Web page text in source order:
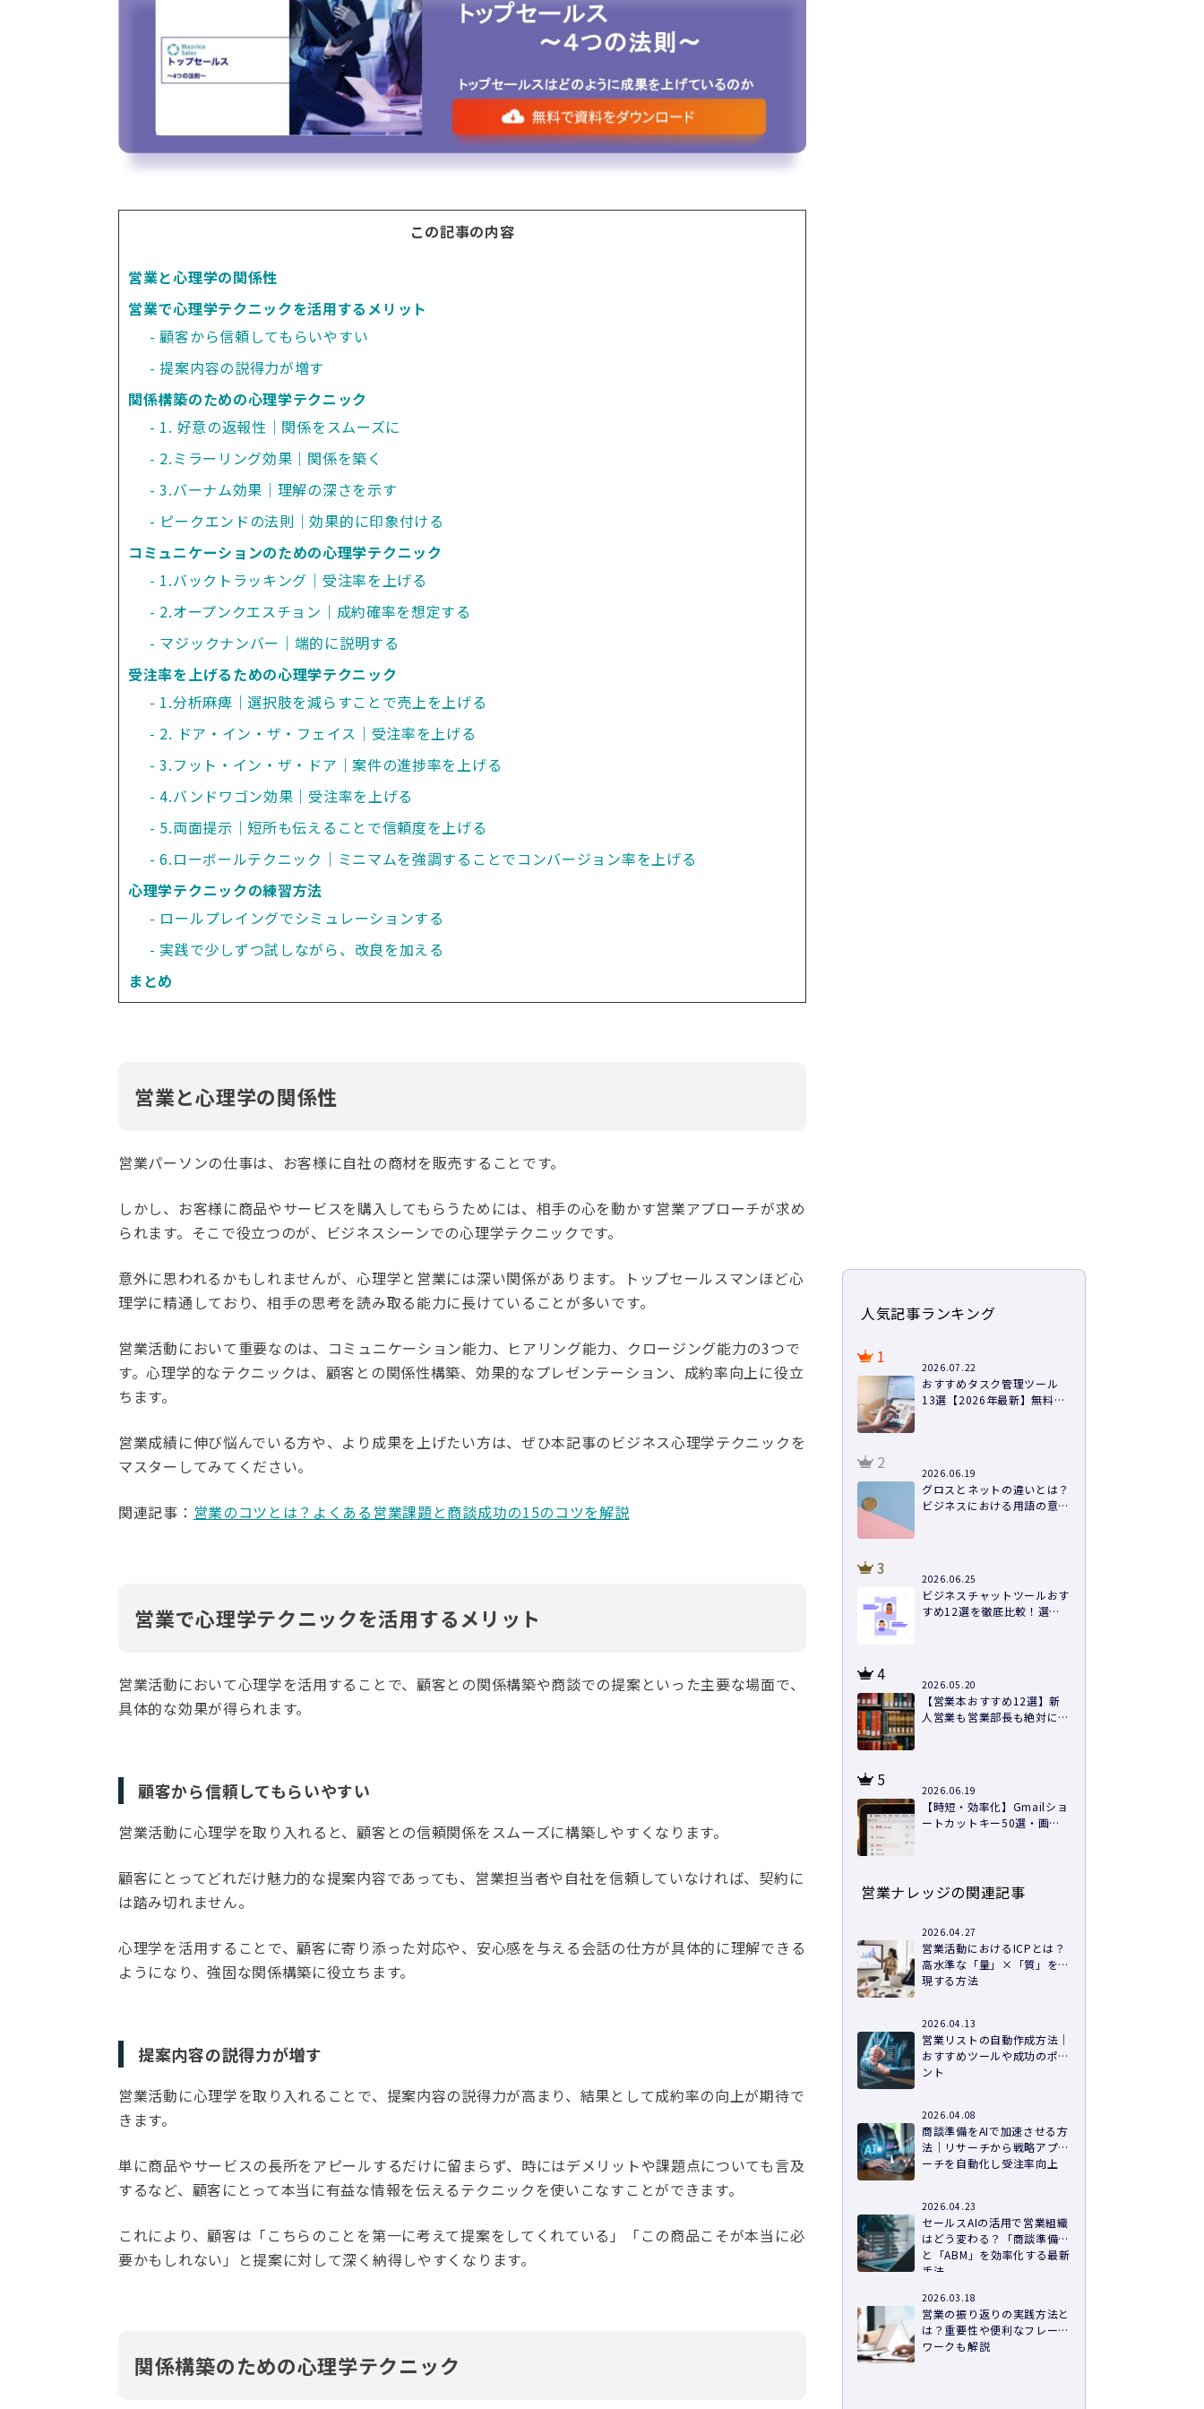
この記事の内容
営業と心理学の関係性
営業で心理学テクニックを活用するメリット
顧客から信頼してもらいやすい
提案内容の説得力が増す
関係構築のための心理学テクニック
1. 好意の返報性｜関係をスムーズに
2.ミラーリング効果｜関係を築く
3.バーナム効果｜理解の深さを示す
ピークエンドの法則｜効果的に印象付ける
コミュニケーションのための心理学テクニック
1.バックトラッキング｜受注率を上げる
2.オープンクエスチョン｜成約確率を想定する
マジックナンバー｜端的に説明する
受注率を上げるための心理学テクニック
1.分析麻痺｜選択肢を減らすことで売上を上げる
2. ドア・イン・ザ・フェイス｜受注率を上げる
3.フット・イン・ザ・ドア｜案件の進捗率を上げる
4.バンドワゴン効果｜受注率を上げる
5.両面提示｜短所も伝えることで信頼度を上げる
6.ローボールテクニック｜ミニマムを強調することでコンバージョン率を上げる
心理学テクニックの練習方法
ロールプレイングでシミュレーションする
実践で少しずつ試しながら、改良を加える
まとめ
営業と心理学の関係性
営業パーソンの仕事は、お客様に自社の商材を販売することです。
しかし、お客様に商品やサービスを購入してもらうためには、相手の心を動かす営業アプローチが求め
られます。そこで役立つのが、ビジネスシーンでの心理学テクニックです。
意外に思われるかもしれませんが、心理学と営業には深い関係があります。トップセールスマンほど心
理学に精通しており、相手の思考を読み取る能力に長けていることが多いです。
営業活動において重要なのは、コミュニケーション能力、ヒアリング能力、クロージング能力の3つで
す。心理学的なテクニックは、顧客との関係性構築、効果的なプレゼンテーション、成約率向上に役立
ちます。
営業成績に伸び悩んでいる方や、より成果を上げたい方は、ぜひ本記事のビジネス心理学テクニックを
マスターしてみてください。
関連記事： 営業のコツとは？よくある営業課題と商談成功の15のコツを解説
営業で心理学テクニックを活用するメリット
営業活動において心理学を活用することで、顧客との関係構築や商談での提案といった主要な場面で、
具体的な効果が得られます。
顧客から信頼してもらいやすい
営業活動に心理学を取り入れると、顧客との信頼関係をスムーズに構築しやすくなります。
顧客にとってどれだけ魅力的な提案内容であっても、営業担当者や自社を信頼していなければ、契約に
は踏み切れません。
心理学を活用することで、顧客に寄り添った対応や、安心感を与える会話の仕方が具体的に理解できる
ようになり、強固な関係構築に役立ちます。
提案内容の説得力が増す
営業活動に心理学を取り入れることで、提案内容の説得力が高まり、結果として成約率の向上が期待で
きます。
単に商品やサービスの長所をアピールするだけに留まらず、時にはデメリットや課題点についても言及
するなど、顧客にとって本当に有益な情報を伝えるテクニックを使いこなすことができます。
これにより、顧客は「こちらのことを第一に考えて提案をしてくれている」「この商品こそが本当に必
要かもしれない」と提案に対して深く納得しやすくなります。
関係構築のための心理学テクニック
人気記事ランキング
1
2026.07.22
おすすめタスク管理ツール
13選【2026年最新】無料あ
2
2026.06.19
グロスとネットの違いとは？
ビジネスにおける用語の意味
3
2026.06.25
ビジネスチャットツールおす
すめ12選を徹底比較！選び
4
2026.05.20
【営業本おすすめ12選】新
人営業も営業部長も絶対に読
5
2026.06.19
【時短・効率化】Gmailショ
ートカットキー50選・画像
営業ナレッジの関連記事
2026.04.27
営業活動におけるICPとは？
高水準な「量」×「質」を実
現する方法
2026.04.13
営業リストの自動作成方法｜
おすすめツールや成功のポイ
ント
2026.04.08
商談準備をAIで加速させる方
法｜リサーチから戦略アプロ
ーチを自動化し受注率向上
2026.04.23
セールスAIの活用で営業組織
はどう変わる？「商談準備」
と「ABM」を効率化する最新
手法
2026.03.18
営業の振り返りの実践方法と
は？重要性や便利なフレーム
ワークも解説